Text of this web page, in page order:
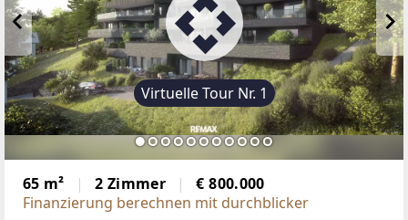
Virtuelle Tour Nr. 1
65 m² 2 Zimmer
€ 800.000
Finanzierung berechnen mit durchblicker